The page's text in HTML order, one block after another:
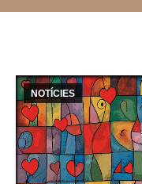
NOTÍCIES